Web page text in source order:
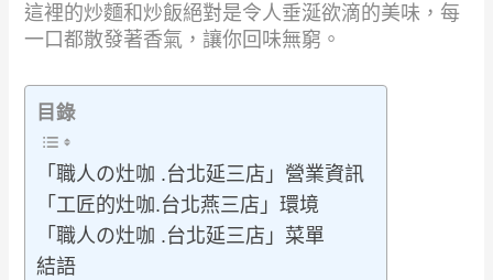
這裡的炒麵和炒飯絕對是令人垂涎欲滴的美味，每
一口都散發著香氣，讓你回味無窮。
目錄
「職人の灶咖 .台北延三店」營業資訊
「工匠的灶咖.台北燕三店」環境
「職人の灶咖 .台北延三店」菜單
結語